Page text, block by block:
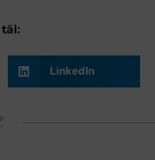
LinkedIn